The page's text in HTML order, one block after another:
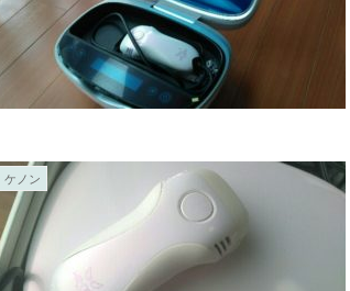
ケノン